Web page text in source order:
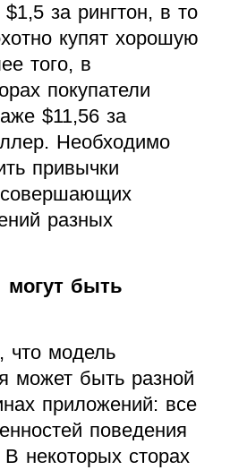
$1,5 за рингтон, в то
купят хорошую
того, в
покупатели
$11,56 за
Необходимо
привычки
совершающих
разных
могут быть
что модель
может быть разной
приложений: все
поведения
В некоторых сторах